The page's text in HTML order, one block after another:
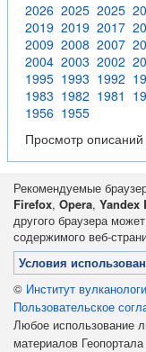
2026 2025 2025
2019 2019 2017
2009 2008 2007
2004 2003 2002
1995 1993 1992
1983 1982 1981
1956 1955
Просмотр описаний
Рекомендуемые
Firefox, Opera, Yandex
другого браузера
содержимого веб-
Условия
© Институт
Пользовательское
Любое использование
материалов